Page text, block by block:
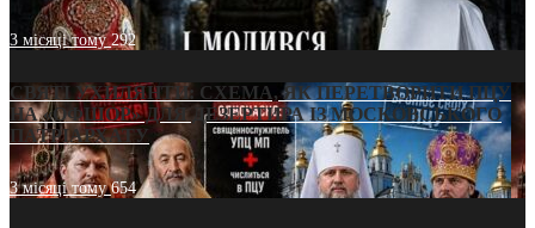
3 місяці тому292
СВЯТІ УХИЛЯНТИ: СХЕМА, ЯК ПЕРЕТВОРИТИ ПЦУ
НА «ОФШОР» ДЛЯ ДЕЗЕРТИРА ІЗ МОСКОВСЬКОГО
ПАТРІАРХАТУ
3 місяці тому654